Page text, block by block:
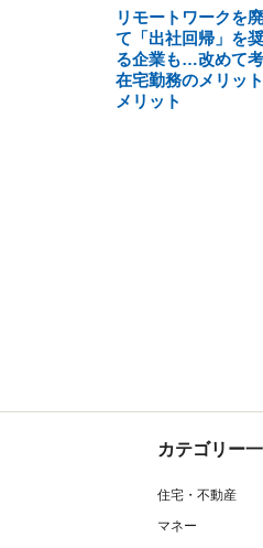
リモートワークを
て「出社回帰」を
る企業も…改めて
在宅勤務のメリッ
メリット
カテゴリー
住宅・不動産
マネー